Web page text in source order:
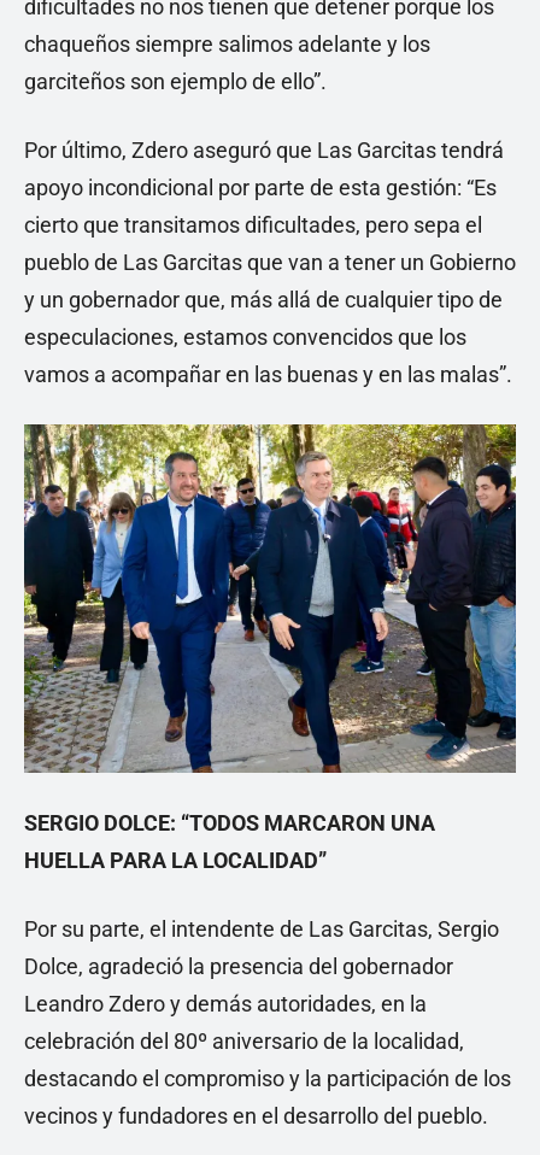
dificultades no nos tienen que detener porque los
chaqueños siempre salimos adelante y los
garciteños son ejemplo de ello”.
Por último, Zdero aseguró que Las Garcitas tendrá
apoyo incondicional por parte de esta gestión: “Es
cierto que transitamos dificultades, pero sepa el
pueblo de Las Garcitas que van a tener un Gobierno
y un gobernador que, más allá de cualquier tipo de
especulaciones, estamos convencidos que los
vamos a acompañar en las buenas y en las malas”.
SERGIO DOLCE: “TODOS MARCARON UNA
HUELLA PARA LA LOCALIDAD”
Por su parte, el intendente de Las Garcitas, Sergio
Dolce, agradeció la presencia del gobernador
Leandro Zdero y demás autoridades, en la
celebración del 80º aniversario de la localidad,
destacando el compromiso y la participación de los
vecinos y fundadores en el desarrollo del pueblo.